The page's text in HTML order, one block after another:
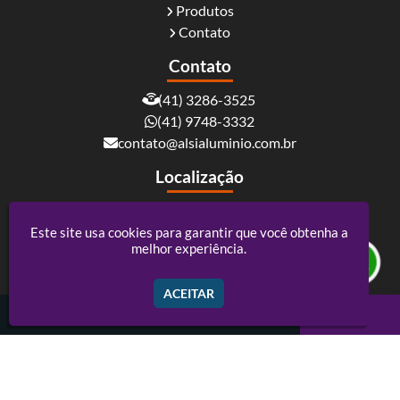
Produtos
Contato
Contato
(41) 3286-3525
(41) 9748-3332
contato@alsialuminio.com.br
Localização
Curitiba / PR - CEP: 81730-060
Este site usa cookies para garantir que você obtenha a
melhor experiência.
ACEITAR